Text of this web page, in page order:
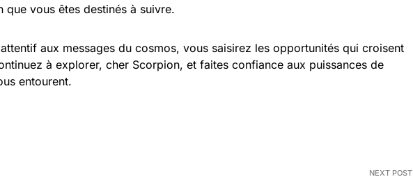
que vous êtes destinés à suivre.
aux messages du cosmos, vous saisirez les opportunités qui croisent
à explorer, cher Scorpion, et faites confiance aux puissances de
entourent.
NEXT POST